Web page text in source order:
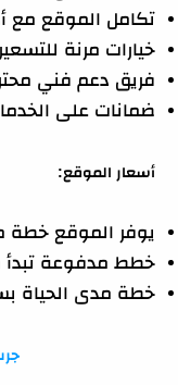
تكامل الموقع مع
خيارات مرنة
فريق دعم فني
ضمانات على
أسعار الموقع:
يوفر الموقع خطة
خطط مدفوعة تبدأ من 10
خطة مدى الحياة